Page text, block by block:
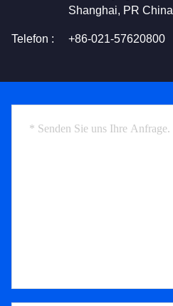
Shanghai, PR China
Telefon : +86-021-57620800